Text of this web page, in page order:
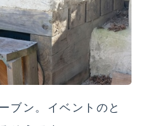
ブン。イベントのと